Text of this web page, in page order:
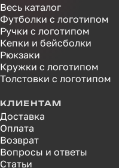
Весь каталог
Футболки с логотипом
Ручки с логотипом
Кепки и бейсболки
Рюкзаки
Кружки с логотипом
Толстовки с логотипом
КЛИЕНТАМ
Доставка
Оплата
Возврат
Вопросы и ответы
Статьи